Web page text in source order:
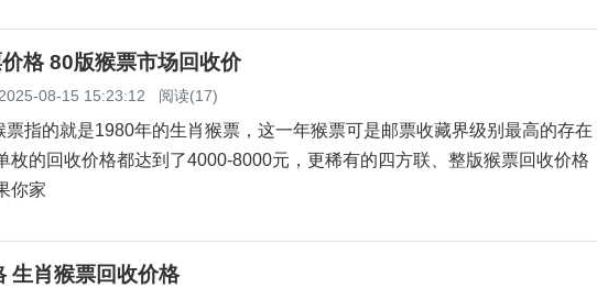
格 80版猴票市场回收价
08-15 15:23:12 阅读(17)
的就是1980年的生肖猴票，这一年猴票可是邮票收藏界级别最高的存在
枚的回收价格都达到了4000-8000元，更稀有的四方联、整版猴票回收价格
你家
生肖猴票回收价格